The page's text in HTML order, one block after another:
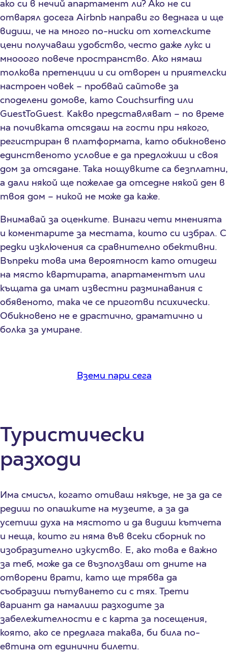
ако си в нечий апартамент ли? Ако не си
отварял досега Airbnb направи го веднага и ще
видиш, че на много по-ниски от хотелските
цени получаваш удобство, често даже лукс и
мнооого повече пространство. Ако нямаш
толкова претенции и си отворен и приятелски
настроен човек – пробвай сайтове за
споделени домове, като Couchsurfing или
GuestToGuest. Какво представляват – по време
на почивката отсядаш на гости при някого,
регистриран в платформата, като обикновено
единственото условие е да предложиш и своя
дом за отсядане. Така нощувките са безплатни,
а дали някой ще пожелае да отседне някой ден в
твоя дом – никой не може да каже.
Внимавай за оценките. Винаги чети мненията
и коментарите за местата, които си избрал. С
редки изключения са сравнително обективни.
Въпреки това има вероятност като отидеш
на място квартирата, апартаментът или
къщата да имат известни разминавания с
обявеното, така че се приготви психически.
Обикновено не е драстично, драматично и
болка за умиране.
Вземи пари сега
Туристически
разходи
Има смисъл, когато отиваш някъде, не за да се
редиш по опашките на музеите, а за да
усетиш духа на мястото и да видиш кътчета
и неща, които ги няма във всеки сборник по
изобразително изкуство. Е, ако това е важно
за теб, може да се възползваш от дните на
отворени врати, като ще трябва да
съобразиш пътуването си с тях. Трети
вариант да намалиш разходите за
забележителности е с карта за посещения,
която, ако се предлага такава, би била по-
евтина от единични билети.